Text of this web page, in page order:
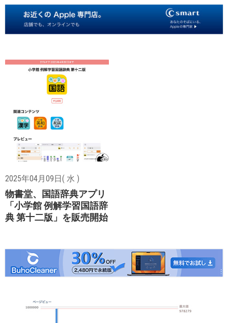
2025年04月09日( 水 )
物書堂、国語辞典アプリ
「小学館 例解学習国語辞
典 第十二版」を販売開始